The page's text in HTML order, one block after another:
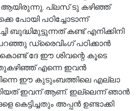
ആയിരുന്നു. പ്ലസ് ടു കഴിഞ്ഞ്
പോയി പഠിച്ചോടാന്ന്
ബുദ്ധിമുട്ടുന്നത് കണ്ട് എനിക്കിനി
പറഞ്ഞു ഡ്രൈവിംഗ് പഠിക്കാൻ
ദേ ഈ ശിവന്റെ കൂടെ
എന്നെ ഇവൻ
ഈ കുടുംബത്തിലെ എല്ലാ
ഇവന് ആണ്. ഇല്ലെന്ന് ഞാൻ
കെട്ടിച്ചതും അപ്പൻ ഉണ്ടാക്കി